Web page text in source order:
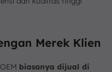
Merek Klien
biasanya dijual di